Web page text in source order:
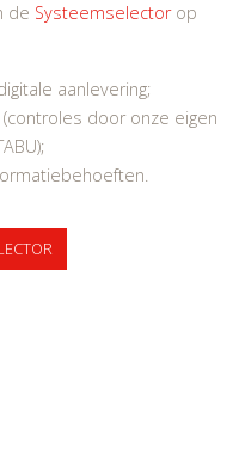
de Systeemselector op
aanlevering;
door onze eigen